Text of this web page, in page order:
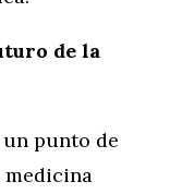
de la
punto de
medicina